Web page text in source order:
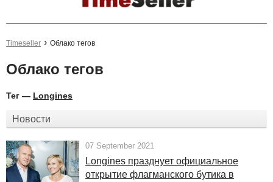
Timeseller Облако тегов
Облако тегов
Тег — Longines
Новости
07 September 2021
Longines празднует официальное
открытие флагманского бутика в